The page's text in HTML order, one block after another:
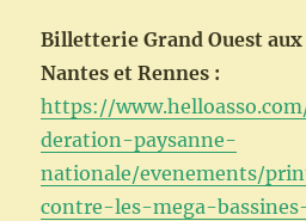
Billetterie Grand Ouest
Nantes et Rennes :
https://
deration-paysanne-
nationale/evenements/
contre-les-mega-